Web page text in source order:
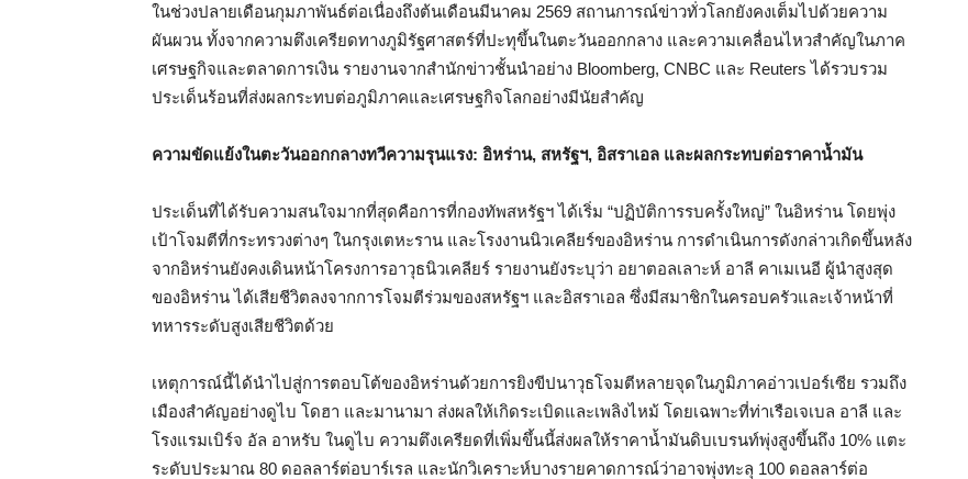
ในช่วงปลายเดือนกุมภาพันธ์ต่อเนื่องถึงต้นเดือนมีนาคม 2569 สถานการณ์ข่าวทั่วโลกยังคงเต็มไปด้วยความ
ผันผวน ทั้งจากความตึงเครียดทางภูมิรัฐศาสตร์ที่ปะทุขึ้นในตะวันออกกลาง และความเคลื่อนไหวสำคัญในภาค
เศรษฐกิจและตลาดการเงิน รายงานจากสำนักข่าวชั้นนำอย่าง Bloomberg, CNBC และ Reuters ได้รวบรวม
ประเด็นร้อนที่ส่งผลกระทบต่อภูมิภาคและเศรษฐกิจโลกอย่างมีนัยสำคัญ
ความขัดแย้งในตะวันออกกลางทวีความรุนแรง: อิหร่าน, สหรัฐฯ, อิสราเอล และผลกระทบต่อราคาน้ำมัน
ประเด็นที่ได้รับความสนใจมากที่สุดคือการที่กองทัพสหรัฐฯ ได้เริ่ม “ปฏิบัติการรบครั้งใหญ่” ในอิหร่าน โดยพุ่ง
เป้าโจมตีที่กระทรวงต่างๆ ในกรุงเตหะราน และโรงงานนิวเคลียร์ของอิหร่าน การดำเนินการดังกล่าวเกิดขึ้นหลัง
จากอิหร่านยังคงเดินหน้าโครงการอาวุธนิวเคลียร์ รายงานยังระบุว่า อยาตอลเลาะห์ อาลี คาเมเนอี ผู้นำสูงสุด
ของอิหร่าน ได้เสียชีวิตลงจากการโจมตีร่วมของสหรัฐฯ และอิสราเอล ซึ่งมีสมาชิกในครอบครัวและเจ้าหน้าที่
ทหารระดับสูงเสียชีวิตด้วย
เหตุการณ์นี้ได้นำไปสู่การตอบโต้ของอิหร่านด้วยการยิงขีปนาวุธโจมตีหลายจุดในภูมิภาคอ่าวเปอร์เซีย รวมถึง
เมืองสำคัญอย่างดูไบ โดฮา และมานามา ส่งผลให้เกิดระเบิดและเพลิงไหม้ โดยเฉพาะที่ท่าเรือเจเบล อาลี และ
โรงแรมเบิร์จ อัล อาหรับ ในดูไบ ความตึงเครียดที่เพิ่มขึ้นนี้ส่งผลให้ราคาน้ำมันดิบเบรนท์พุ่งสูงขึ้นถึง 10% แตะ
ระดับประมาณ 80 ดอลลาร์ต่อบาร์เรล และนักวิเคราะห์บางรายคาดการณ์ว่าอาจพุ่งทะลุ 100 ดอลลาร์ต่อ